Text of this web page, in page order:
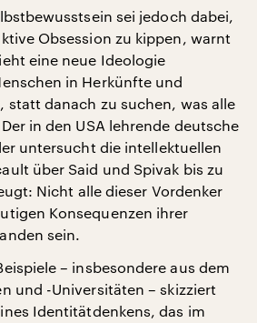
sei jedoch dabei,
Obsession zu kippen, warnt
eine neue Ideologie
in Herkünfte und
statt danach zu suchen, was alle
in den USA lehrende deutsche
untersucht die intellektuellen
über Said und Spivak bis zu
Nicht alle dieser Vordenker
Konsequenzen ihrer
sein.
– insbesondere aus dem
und -Universitäten – skizziert
Identitätdenkens, das im